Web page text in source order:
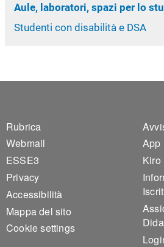
Aule, laboratori, spazi per lo
Studenti con disabilità e DSA
Footer 1
Rubrica
Webmail
ESSE3
Privacy
Accessibilità
Mappa del sito
Cookie settings
App
Kiro